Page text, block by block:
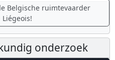
Belgische ruimtevaarder
Liégeois!
onderzoek